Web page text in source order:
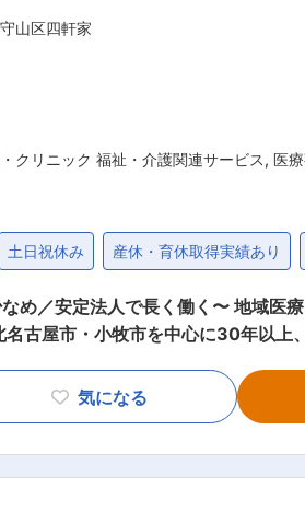
し、現在では上下水道処理施設の
技術や経営ノウハウを取り入れて
山区四軒家
クリニック 福祉・介護関連サービス, 医
土日祝休み 産休・育休取得実績あり
える、クリニックの“顔”になる仕事です。 ■企業概要と採用
古屋市・小牧市を中心に30年以
計・レセプトなど医療事務全般を
気になる